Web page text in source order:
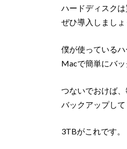
ハードディスク
ぜひ導入しましょ
僕が使っているハ
Macで簡単にバッ
つないでおけば
バックアップして
3TBがこれです。